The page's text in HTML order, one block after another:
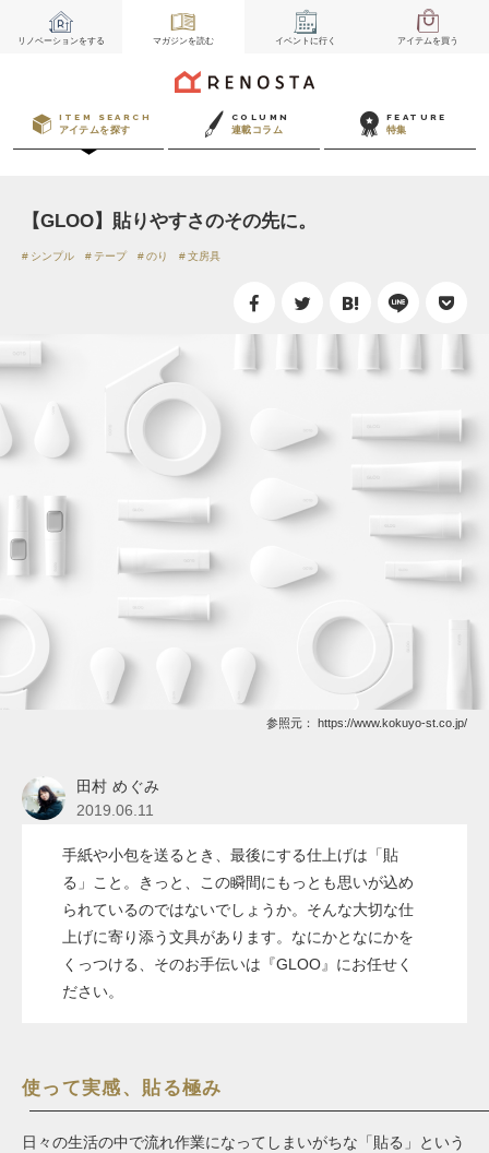
リノベーションをする マガジンを読む イベント に行く アイテムを買う
ITEM SEARCH
アイテムを探す
COLUMN
連載コラム
FEATURE
特集
【GLOO】貼りやすさのその先に。
シンプル テープ のり 文房具
参照元： https://www.kokuyo-st.co.jp/
田村 めぐみ
2019.06.11
手紙や小包を送るとき、最後にする仕上げは「貼
る」こと。きっと、この瞬間にもっとも思いが込め
られているのではないでしょうか。そんな大切な仕
上げに寄り添う文具があります。なにかとなにかを
くっつける、そのお手伝いは『GLOO』にお任せく
ださい。
使って実感、貼る極み
日々の生活の中で流れ作業になってしまいがちな「貼る」という